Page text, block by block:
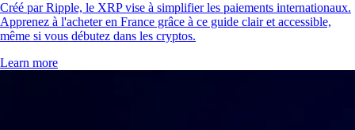
Créé par Ripple, le XRP vise à simplifier les paiements internationaux.
Apprenez à l'acheter en France grâce à ce guide clair et accessible,
même si vous débutez dans les cryptos.
Learn more